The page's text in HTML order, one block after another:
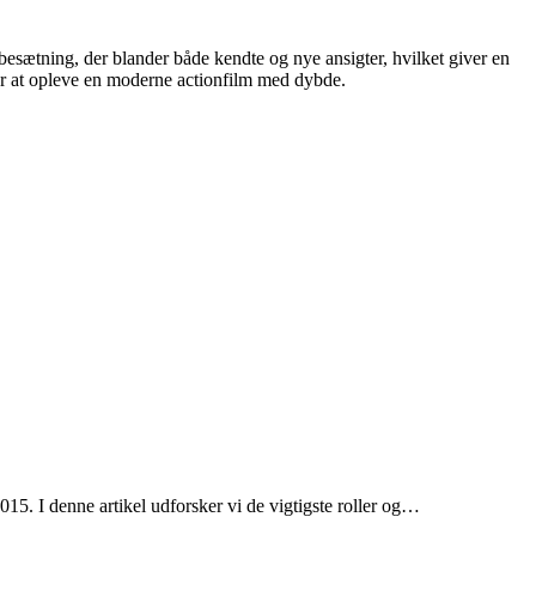
der blander både kendte og nye ansigter, hvilket giver en
opleve en moderne actionfilm med dybde.
I denne artikel udforsker vi de vigtigste roller og…